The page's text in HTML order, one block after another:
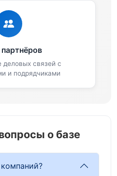
связей с
и подрядчиками
о базе